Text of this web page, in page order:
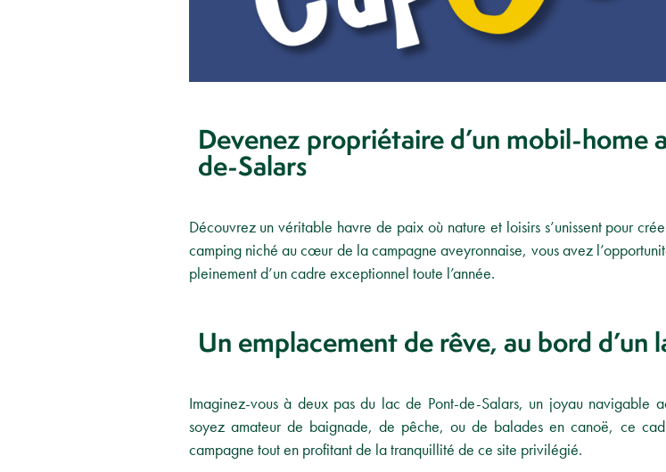
Devenez propriétaire d’un mobil-home
de-Salars
Découvrez un véritable havre de paix où nature et loisirs s’unissent pour
camping niché au cœur de la campagne aveyronnaise, vous avez
pleinement d’un cadre exceptionnel toute l’année.
Un emplacement de rêve, au bord d’un
Imaginez-vous à deux pas du lac de Pont-de-Salars, un joyau navigable
soyez amateur de baignade, de pêche, ou de balades en canoë, ce
campagne tout en profitant de la tranquillité de ce site privilégié.